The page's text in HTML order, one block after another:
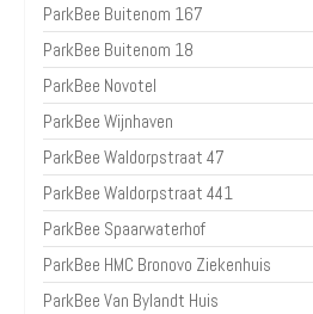
ParkBee Buitenom 167
ParkBee Buitenom 18
ParkBee Novotel
ParkBee Wijnhaven
ParkBee Waldorpstraat 47
ParkBee Waldorpstraat 441
ParkBee Spaarwaterhof
ParkBee HMC Bronovo Ziekenhuis
ParkBee Van Bylandt Huis